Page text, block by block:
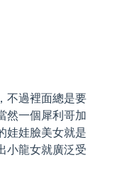
不過裡面總是要
然一個犀利哥加
娃娃臉美女就是
小龍女就廣泛受